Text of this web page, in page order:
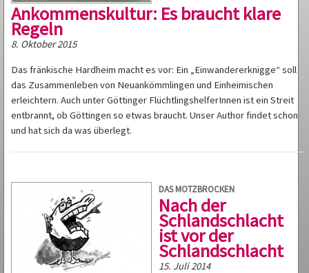
Ankommenskultur: Es braucht klare
Regeln
8. Oktober 2015
Das fränkische Hardheim macht es vor: Ein „Einwandererknigge“ soll
das Zusammenleben von Neuankömmlingen und Einheimischen
erleichtern. Auch unter Göttinger FlüchtlingshelferInnen ist ein Streit
entbrannt, ob Göttingen so etwas braucht. Unser Author findet schon
und hat sich da was überlegt.
DAS MOTZBROCKEN
Nach der
Schlandschlacht
ist vor der
Schlandschlacht
15. Juli 2014